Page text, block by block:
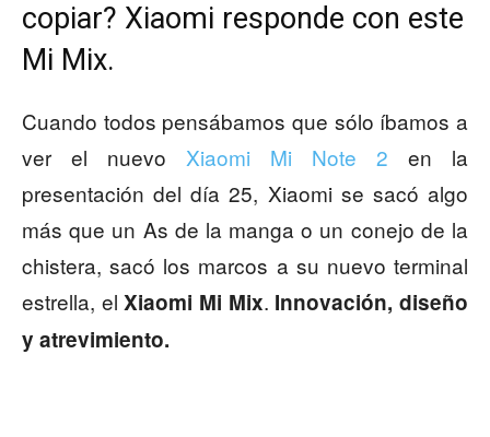
copiar? Xiaomi responde con este
Mi Mix.
Cuando todos pensábamos que sólo íbamos a
ver el nuevo Xiaomi Mi Note 2 en la
presentación del día 25, Xiaomi se sacó algo
más que un As de la manga o un conejo de la
chistera, sacó los marcos a su nuevo terminal
estrella, elXiaomi Mi Mix. Innovación, diseño
y atrevimiento.